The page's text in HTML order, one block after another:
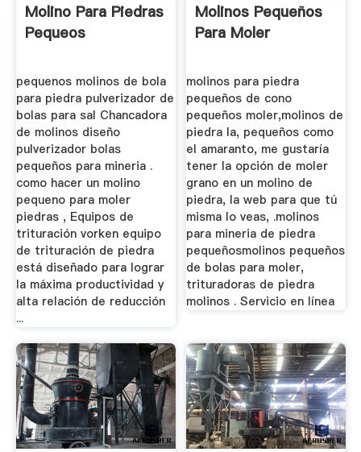
Molino Para Piedras
Pequeos
pequenos molinos de bola
para piedra pulverizador de
bolas para sal Chancadora
de molinos diseño
pulverizador bolas
pequeños para mineria .
como hacer un molino
pequeno para moler
piedras , Equipos de
trituración vorken equipo
de trituración de piedra
está diseñado para lograr
la máxima productividad y
alta relación de reducción
...
Molinos Pequeños
Para Moler
molinos para piedra
pequeños de cono
pequeños moler,molinos de
piedra la, pequeños como
el amaranto, me gustaría
tener la opción de moler
grano en un molino de
piedra, la web para que tú
misma lo veas, .molinos
para mineria de piedra
pequeñosmolinos pequeños
de bolas para moler,
trituradoras de piedra
molinos . Servicio en línea